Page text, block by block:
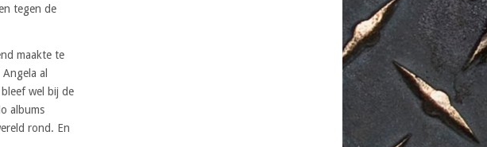
tegen de
maakte te
al
wel bij de
albums
rond. En